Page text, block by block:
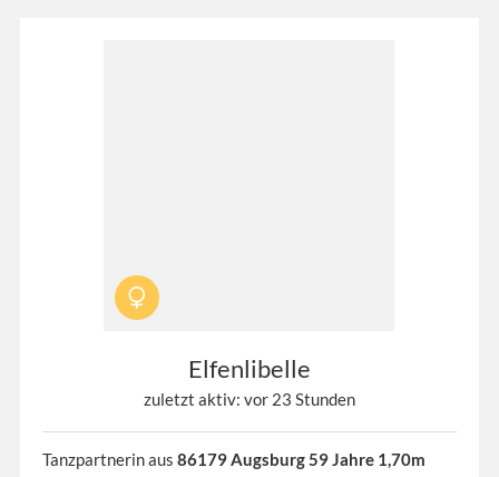
Elfenlibelle
zuletzt aktiv: vor 23 Stunden
Tanzpartnerin aus 86179 Augsburg 59 Jahre 1,70m